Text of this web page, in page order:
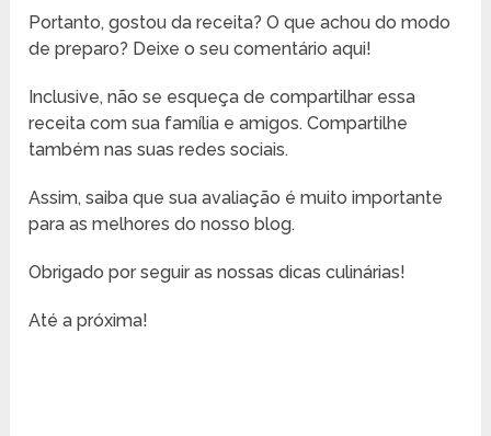
Portanto, gostou da receita? O que achou do modo
de preparo? Deixe o seu comentário aqui!
Inclusive, não se esqueça de compartilhar essa
receita com sua família e amigos. Compartilhe
também nas suas redes sociais.
Assim, saiba que sua avaliação é muito importante
para as melhores do nosso blog.
Obrigado por seguir as nossas dicas culinárias!
Até a próxima!